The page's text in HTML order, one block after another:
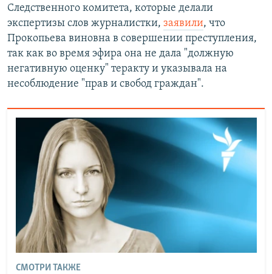
Следственного комитета, которые делали
экспертизы слов журналистки, заявили, что
Прокопьева виновна в совершении преступления,
так как во время эфира она не дала "должную
негативную оценку" теракту и указывала на
несоблюдение "прав и свобод граждан".
СМОТРИ ТАКЖЕ